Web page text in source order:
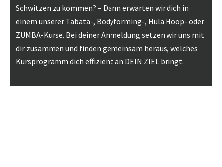
Schwitzen zu kommen? – Dann erwarten wir dich in
einem unserer Tabata-, Bodyforming-, Hula Hoop- oder
ZUMBA-Kurse. Bei deiner Anmeldung setzen wir uns mit
dir zusammen und finden gemeinsam heraus, welches
Kursprogramm dich effizient an DEIN ZIEL bringt.